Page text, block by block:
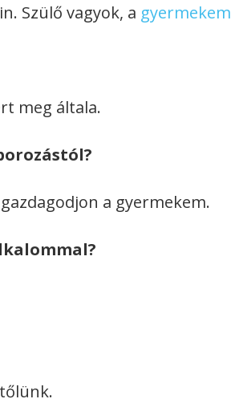
Szülő vagyok, a gyermekem
meg általa.
a gyermekem.